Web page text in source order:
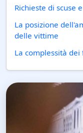
Richieste di scuse
La posizione
delle vittime
La complessità